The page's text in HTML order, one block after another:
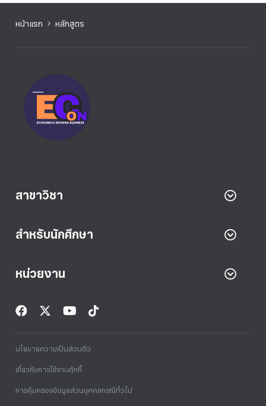
หน้าแรก หลักสูตร
สาขาวิชา
สำหรับนักศึกษา
หน่วยงาน
นโยบายความเป็นส่วนตัว
เกี่ยวกับการใช้งานคุ้กกี้
การคุ้มครองข้อมูลส่วนบุคคลกรณีทั่วไป